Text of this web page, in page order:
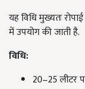
यह विधि मुख्यतः
में उपयोग की जाती है.
विधि:
20–25 लीटर